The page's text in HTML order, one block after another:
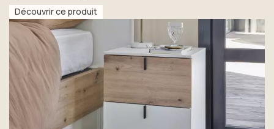
Découvrir ce produit